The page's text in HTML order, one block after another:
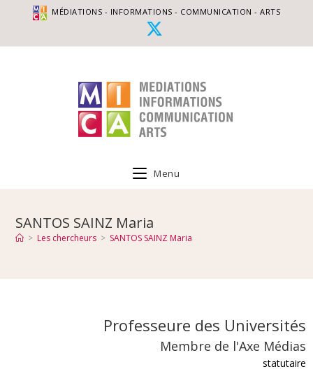
MÉDIATIONS - INFORMATIONS - COMMUNICATION - ARTS
Menu
SANTOS SAINZ Maria
> Les chercheurs > SANTOS SAINZ Maria
Professeure des Universités
Membre de l'Axe Médias
statutaire